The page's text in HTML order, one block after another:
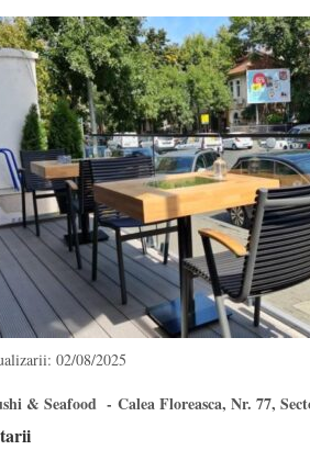
02/08/2025
& Seafood - Calea Floreasca, Nr. 77,